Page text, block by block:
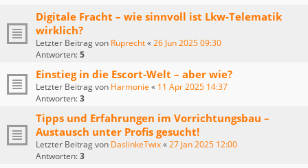
Digitale Fracht – wie sinnvoll ist Lkw-Telematik
wirklich?
Letzter Beitrag von Ruprecht«26 Jun 2025 09:30
Antworten:5
Einstieg in die Escort-Welt – aber wie?
Letzter Beitrag von Harmonie « 11 Apr 2025 14:37
Antworten:3
Tipps und Erfahrungen im Vorrichtungsbau –
Austausch unter Profis gesucht!
Letzter Beitrag von DaslinkeTwix«27 Jan 2025 12:00
Antworten:3